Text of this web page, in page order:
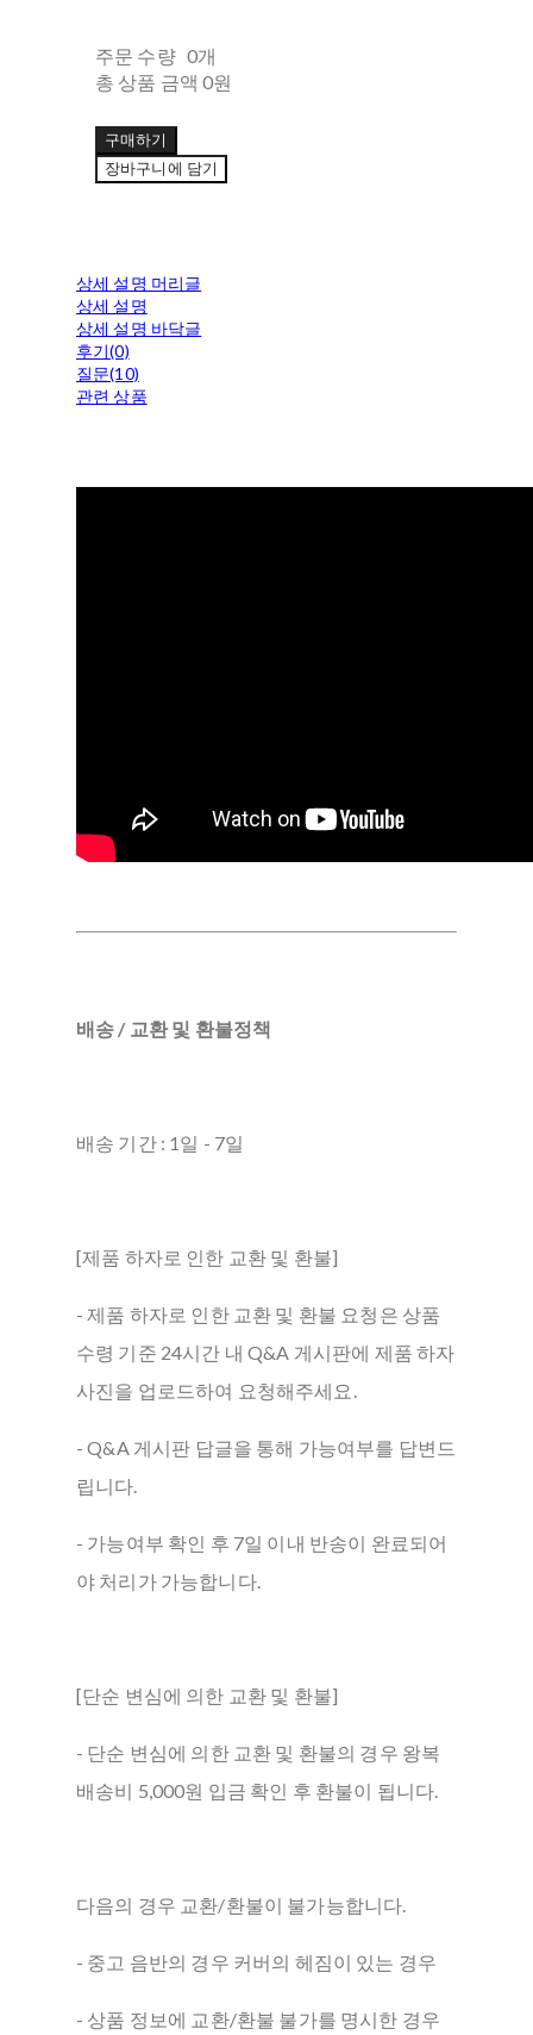
주문 수량 0개
총 상품 금액 0원
구매하기
장바구니에 담기
상세 설명 머리글
상세 설명
상세 설명 바닥글
후기(0)
질문(10)
관련 상품
배송 / 교환 및 환불정책
배송 기간 : 1일 - 7일
[제품 하자로 인한 교환 및 환불]
- 제품 하자로 인한 교환 및 환불 요청은 상품
수령 기준 24시간 내 Q&A 게시판에 제품 하자
사진을 업로드하여 요청해주세요.
- Q&A 게시판 답글을 통해 가능여부를 답변드
립니다.
- 가능여부 확인 후 7일 이내 반송이 완료되어
야 처리가 가능합니다.
[단순 변심에 의한 교환 및 환불]
- 단순 변심에 의한 교환 및 환불의 경우 왕복
배송비 5,000원 입금 확인 후 환불이 됩니다.
다음의 경우 교환/환불이 불가능합니다.
- 중고 음반의 경우 커버의 헤짐이 있는 경우
- 상품 정보에 교환/환불 불가를 명시한 경우